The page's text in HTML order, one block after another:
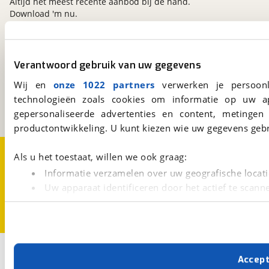
Verantwoord gebruik van uw gegevens
Wij en onze 1022 partners verwerken je
technologieën zoals cookies om informatie op
gepersonaliseerde advertenties en content,
productontwikkeling. U kunt kiezen wie uw gegevens
Als u het toestaat, willen we ook graag:
Informatie verzamelen over uw geografische
Uw apparaat identificeren door het actief te
Lees meer over hoe uw persoonlijke gegevens worden
Met cookies en vergelijkbare technieken zorgen we
cookies zorgen ervoor dat de website goed werkt.
viaBOVAG.nl
3981 AJ
Bunnik
Een initiatief van
BOVAG
Download 'm nu.
CookievoorkeurenVacatures